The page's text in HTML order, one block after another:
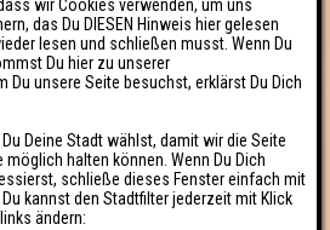
wir Cookies verwenden, um uns
das Du DIESEN Hinweis hier gelesen
lesen und schließen musst. Wenn Du
Du hier zu unserer
Du unsere Seite besuchst, erklärst Du Dich
Deine Stadt wählst, damit wir die Seite
halten können. Wenn Du Dich
schließe dieses Fenster einfach mit
kannst den Stadtfilter jederzeit mit Klick
ändern: